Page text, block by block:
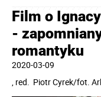
Film o
-
romantyku
2020-03-09
, red. Piotr Cyrek/fot.